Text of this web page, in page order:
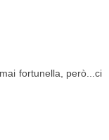
fortunella, però...ci